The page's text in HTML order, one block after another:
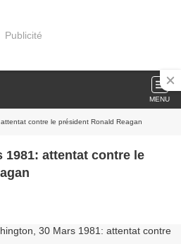
Publicité
MENU
contre le président Ronald Reagan
1981: attentat contre le